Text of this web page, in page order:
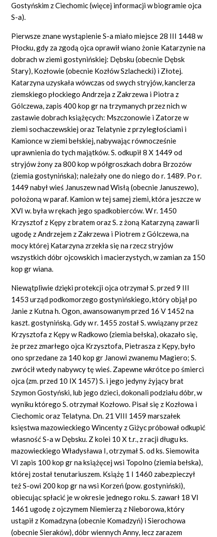
Gostyńskim z Ciechomic (więcej informacji w biogramie ojca
S-a).
Pierwsze znane wystąpienie S-a miało miejsce 28 III 1448 w
Płocku, gdy za zgodą ojca oprawił wiano żonie Katarzynie na
dobrach w ziemi gostynińskiej: Dębsku (obecnie Dębsk
Stary), Kozłowie (obecnie Kozłów Szlachecki) i Złotej.
Katarzyna uzyskała wówczas od swych stryjów, kanclerza
ziemskiego płockiego Andrzeja z Zakrzewa i Piotra z
Gólczewa, zapis 400 kop gr na trzymanych przez nich w
zastawie dobrach książęcych: Mszczonowie i Zatorze w
ziemi sochaczewskiej oraz Telatynie z przyległościami i
Kamionce w ziemi bełskiej, nabywając równocześnie
uprawnienia do tych majątków. S. odkupił 8 X 1449 od
stryjów żony za 800 kop w półgroszkach dobra Brzozów
(ziemia gostynińska); należały one do niego do r. 1489. Po r.
1449 nabył wieś Januszew nad Wisłą (obecnie Januszewo),
położoną w paraf. Kamion w tej samej ziemi, która jeszcze w
XVI w. była w rękach jego spadkobierców. W r. 1450
Krzysztof z Kępy z bratem oraz S. z żoną Katarzyną zawarli
ugodę z Andrzejem z Zakrzewa i Piotrem z Gólczewa, na
mocy której Katarzyna zrzekła się na rzecz stryjów
wszystkich dóbr ojcowskich i macierzystych, w zamian za 150
kop gr wiana.
Niewątpliwie dzięki protekcji ojca otrzymał S. przed 9 III
1453 urząd podkomorzego gostynińskiego, który objął po
Janie z Kutna h. Ogon, awansowanym przed 16 V 1452 na
kaszt. gostynińską. Gdy w r. 1455 został S. wwiązany przez
Krzysztofa z Kępy w Radkowo (ziemia bełska), okazało się,
że przez zmarłego ojca Krzysztofa, Pietrasza z Kępy, było
ono sprzedane za 140 kop gr Janowi zwanemu Magiero; S.
zwrócił wtedy nabywcy tę wieś. Zapewne wkrótce po śmierci
ojca (zm. przed 10 IX 1457) S. i jego jedyny żyjący brat
Szymon Gostyński, lub jego dzieci, dokonali podziału dóbr, w
wyniku którego S. otrzymał Kozłowo. Pisał się z Kozłowa i
Ciechomic oraz Telatyna. Dn. 21 VIII 1459 marszałek
księstwa mazowieckiego Wincenty z Giżyc próbował odkupić
własność S-a w Dębsku. Z kolei 10 X t.r., z racji długu ks.
mazowieckiego Władysława I, otrzymał S. od ks. Siemowita
VI zapis 100 kop gr na książęcej wsi Topolno (ziemia bełska),
której został tenutariuszem. Książę 1 I 1460 zabezpieczył
też S-owi 200 kop gr na wsi Korzeń (pow. gostyniński),
obiecując spłacić je w okresie jednego roku. S. zawarł 18 VI
1461 ugodę z ojczymem Niemierzą z Nieborowa, który
ustąpił z Komadzyna (obecnie Komadzyń) i Sierochowa
(obecnie Sieraków), dóbr wiennych Anny, lecz zarazem